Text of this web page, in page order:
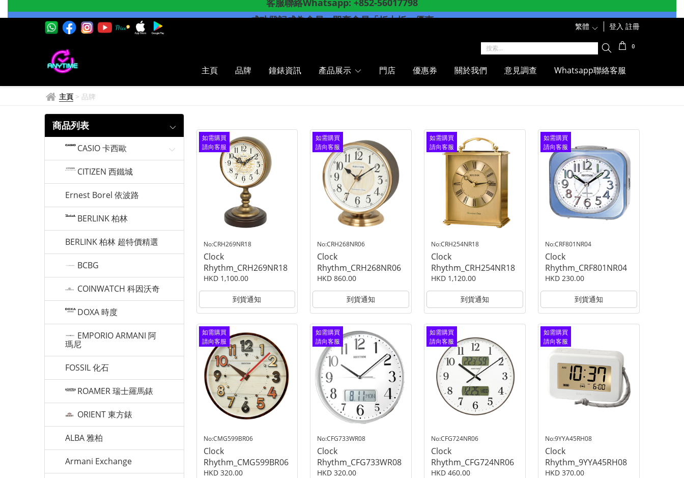
RHYTHM 成功登記成為會員，即享 會員「折上折」優惠
登入 註冊
繁體
0
主頁 品牌 鐘錶資訊 產品展示 門店 優惠券 關於我們 意見調查 Whatsapp聯絡客服
主頁 > 品牌
商品列表
CASIO 卡西歐
CITIZEN 西鐵城
Ernest Borel 依波路
BERLINK 柏林
BERLINK 柏林 超特價精選
BCBG
COINWATCH 科因沃奇
DOXA 時度
EMPORIO ARMANI 阿
瑪尼
FOSSIL 化石
ROAMER 瑞士羅馬錶
ORIENT 東方錶
ALBA 雅柏
Armani Exchange
如需購買
請向客服
查詢
No:CRH269NR18
Clock
Rhythm_CRH269NR18
HKD 1,100.00
到貨通知
如需購買
請向客服
查詢
No:CMG599BR06
Clock
Rhythm_CMG599BR06
HKD 320.00
如需購買
請向客服
查詢
No:CRH268NR06
Clock
Rhythm_CRH268NR06
HKD 860.00
到貨通知
如需購買
請向客服
查詢
No:CFG733WR08
Clock
Rhythm_CFG733WR08
HKD 320.00
如需購買
請向客服
查詢
No:CRH254NR18
Clock
Rhythm_CRH254NR18
HKD 1,120.00
到貨通知
如需購買
請向客服
查詢
No:CFG724NR06
Clock
Rhythm_CFG724NR06
HKD 460.00
如需購買
請向客服
查詢
No:CRF801NR04
Clock
Rhythm_CRF801NR04
HKD 230.00
到貨通知
如需購買
請向客服
查詢
No:9YYA45RH08
Clock
Rhythm_9YYA45RH08
HKD 370.00